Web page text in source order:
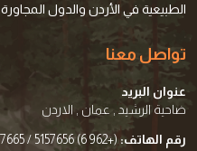
الطبيعية في الأردن والدول المجاورة.
تواصل معنا
عنوان البريد
ضاحية الرشيد , عمان , الاردن
رقم الهاتف: (+962 6) 5157656 / 5157665